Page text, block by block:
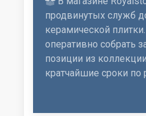
продвинутых служб
керамической
оперативно собрать
позиции из
кратчайшие сроки по